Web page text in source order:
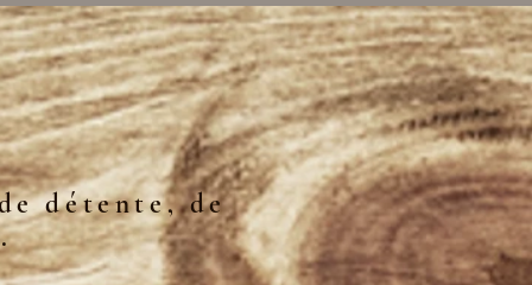
détente, de